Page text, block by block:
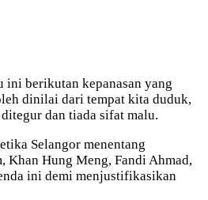
ini berikutan kepanasan yang
dinilai dari tempat kita duduk,
dan tiada sifat malu.
Selangor menentang
Khan Hung Meng, Fandi Ahmad,
ini demi menjustifikasikan